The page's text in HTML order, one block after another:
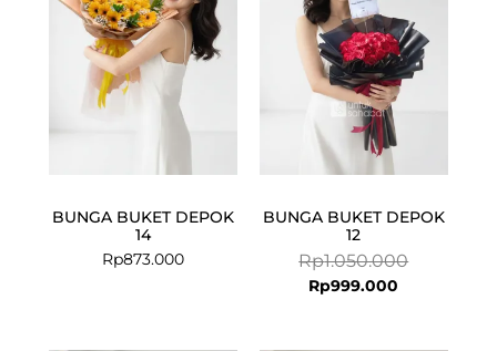
BUNGA BUKET DEPOK
14
Rp873.000
BUNGA BUKET DEPOK
12
Rp1.050.000
Rp999.000